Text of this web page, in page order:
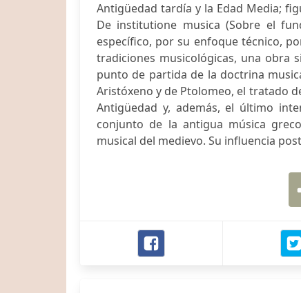
Antigüedad tardía y la Edad Media;
De institutione musica (Sobre el
específico, por su enfoque técnico,
tradiciones musicológicas, una obra
punto de partida de la doctrina
Aristóxeno y de Ptolomeo, el tratado
Antigüedad y, además, el último
conjunto de la antigua música
musical del medievo. Su influencia